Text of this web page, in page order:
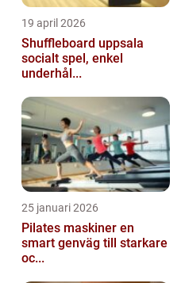
19 april 2026
Shuffleboard uppsala
socialt spel, enkel
underhål...
25 januari 2026
Pilates maskiner en
smart genväg till starkare
oc...